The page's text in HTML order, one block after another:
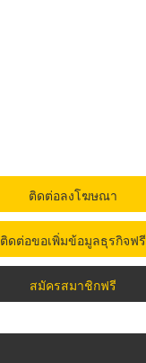
ติดต่อลงโฆษณา
ติดต่อขอเพิ่มข้อมูลธุรกิจฟรี
สมัครสมาชิกฟรี